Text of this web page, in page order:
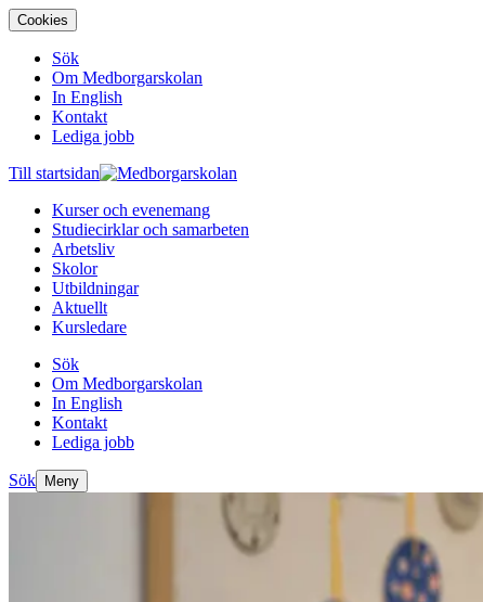
Cookies
Sök
Om Medborgarskolan
In English
Kontakt
Lediga jobb
Till startsidan
Kurser och evenemang
Studiecirklar och samarbeten
Arbetsliv
Skolor
Utbildningar
Aktuellt
Kursledare
Sök
Om Medborgarskolan
In English
Kontakt
Lediga jobb
Sök Meny